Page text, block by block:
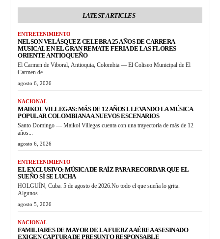
LATEST ARTICLES
ENTRETENIMIENTO
NELSON VELÁSQUEZ CELEBRA 25 AÑOS DE CARRERA
MUSICAL EN EL GRAN REMATE FERIA DE LAS FLORES
ORIENTE ANTIOQUEÑO
El Carmen de Viboral, Antioquia, Colombia — El Coliseo Municipal de El
Carmen de...
agosto 6, 2026
NACIONAL
MAIKOL VILLEGAS: MÁS DE 12 AÑOS LLEVANDO LA MÚSICA
POPULAR COLOMBIANA A NUEVOS ESCENARIOS
Santo Domingo — Maikol Villegas cuenta con una trayectoria de más de 12
años...
agosto 6, 2026
ENTRETENIMIENTO
EL EXCLUSIVO: MÚSICA DE RAÍZ PARA RECORDAR QUE EL
SUEÑO SÍ SE LUCHA
HOLGUÍN, Cuba. 5 de agosto de 2026.No todo el que sueña lo grita.
Algunos...
agosto 5, 2026
NACIONAL
FAMILIARES DE MAYOR DE LA FUERZA AÉREA ASESINADO
EXIGEN CAPTURA DE PRESUNTO RESPONSABLE